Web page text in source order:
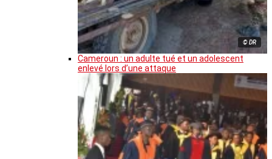
© DR
Cameroun : un adulte tué et un adolescent
enlevé lors d’une attaque